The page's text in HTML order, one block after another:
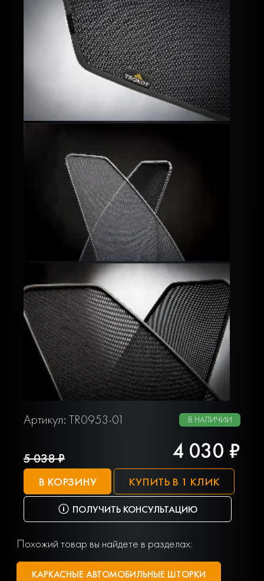
Артикул: TR0953-01 В НАЛИЧИИ
5 038 ₽ 4 030 ₽
В КОРЗИНУ КУПИТЬ В 1 КЛИК
ПОЛУЧИТЬ КОНСУЛЬТАЦИЮ
Похожий товар вы найдете в разделах:
КАРКАСНЫЕ АВТОМОБИЛЬНЫЕ ШТОРКИ